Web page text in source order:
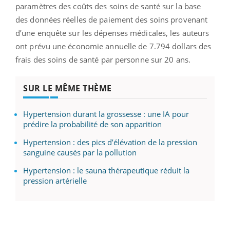
paramètres des coûts des soins de santé sur la base
des données réelles de paiement des soins provenant
d’une enquête sur les dépenses médicales, les auteurs
ont prévu une économie annuelle de 7.794 dollars des
frais des soins de santé par personne sur 20 ans.
SUR LE MÊME THÈME
Hypertension durant la grossesse : une IA pour
prédire la probabilité de son apparition
Hypertension : des pics d’élévation de la pression
sanguine causés par la pollution
Hypertension : le sauna thérapeutique réduit la
pression artérielle